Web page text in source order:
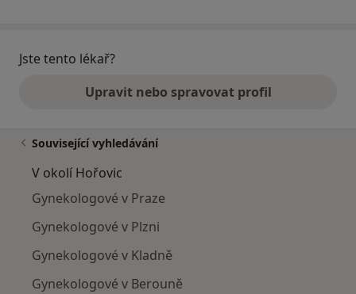
Jste tento lékař?
Upravit nebo spravovat profil
Související vyhledávání
V okolí Hořovic
Gynekologové v Praze
Gynekologové v Plzni
Gynekologové v Kladně
Gynekologové v Berouně